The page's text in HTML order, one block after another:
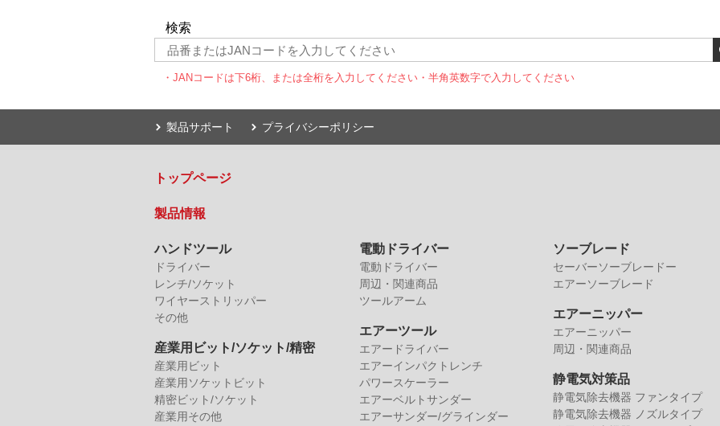
検索
・JANコードは下6桁、または全桁を入力してください ・半角英数字で入力してください
製品サポート プライバシーポリシー
トップページ
製品情報
ハンドツール
ドライバー
レンチ/ソケット
ワイヤーストリッパー
その他
産業用ビット/ソケット/精密
産業用ビット
産業用ソケットビット
精密ビット/ソケット
産業用その他
電動ドライバー
電動ドライバー
周辺・関連商品
ツールアーム
エアーツール
エアードライバー
エアーインパクトレンチ
パワースケーラー
エアーベルトサンダー
エアーサンダー/グラインダー
ソーブレード
セーバーソーブレードー
エアーソーブレード
エアーニッパー
エアーニッパー
周辺・関連商品
静電気対策品
静電気除去機器 ファンタイプ
静電気除去機器 ノズルタイプ